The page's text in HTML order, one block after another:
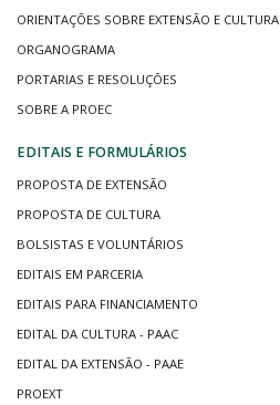
ORIENTAÇÕES SOBRE EXTENSÃO E CULTURA
ORGANOGRAMA
PORTARIAS E RESOLUÇÕES
SOBRE A PROEC
EDITAIS E FORMULÁRIOS
PROPOSTA DE EXTENSÃO
PROPOSTA DE CULTURA
BOLSISTAS E VOLUNTÁRIOS
EDITAIS EM PARCERIA
EDITAIS PARA FINANCIAMENTO
EDITAL DA CULTURA - PAAC
EDITAL DA EXTENSÃO - PAAE
PROEXT